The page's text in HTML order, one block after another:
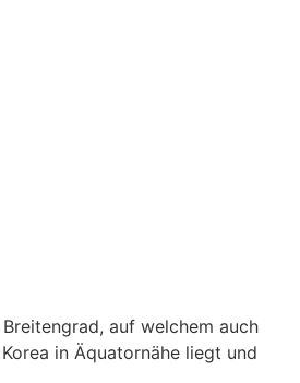
auf welchem auch
in Äquatornähe liegt und